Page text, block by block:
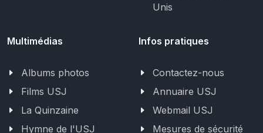
Unis
Multimédias
Albums photos
Films USJ
La Quinzaine
Hymne de l'USJ
Infos pratiques
Contactez-nous
Annuaire USJ
Webmail USJ
Mesures de sécurité